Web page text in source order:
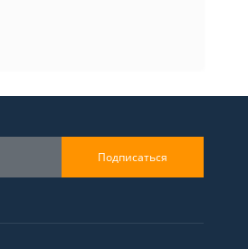
Подписаться